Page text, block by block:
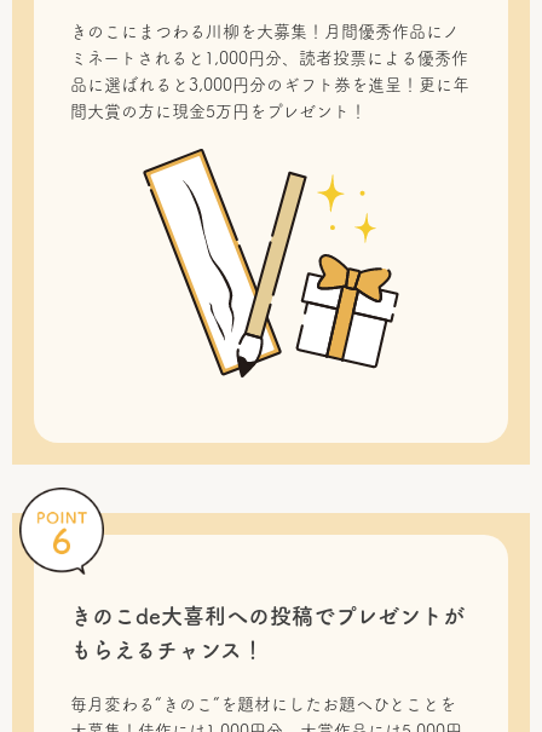
きのこにまつわる川柳を大募集！月間優秀作品にノ
ミネートされると1,000円分、読者投票による優秀作
品に選ばれると3,000円分のギフト券を進呈！更に年
間大賞の方に現金5万円をプレゼント！
きのこde大喜利への投稿でプレゼントが
もらえるチャンス！
毎月変わる“きのこ”を題材にしたお題へひとことを